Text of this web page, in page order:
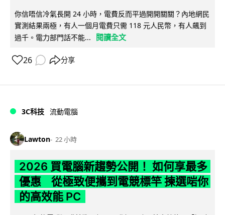
你信唔信冷氣長開 24 小時，電費反而平過開開關關？內地網民
實測結果兩極，有人一個月電費只需 118 元人民幣，有人飆到
過千。電力部門話不能...
閱讀全文
26 分享
3C科技 流動電腦
Lawton 22 小時
2026 買電腦新趨勢公開！ 如何享最多
優惠 從極致便攜到電競標竿 揀選啱你
的高效能 PC